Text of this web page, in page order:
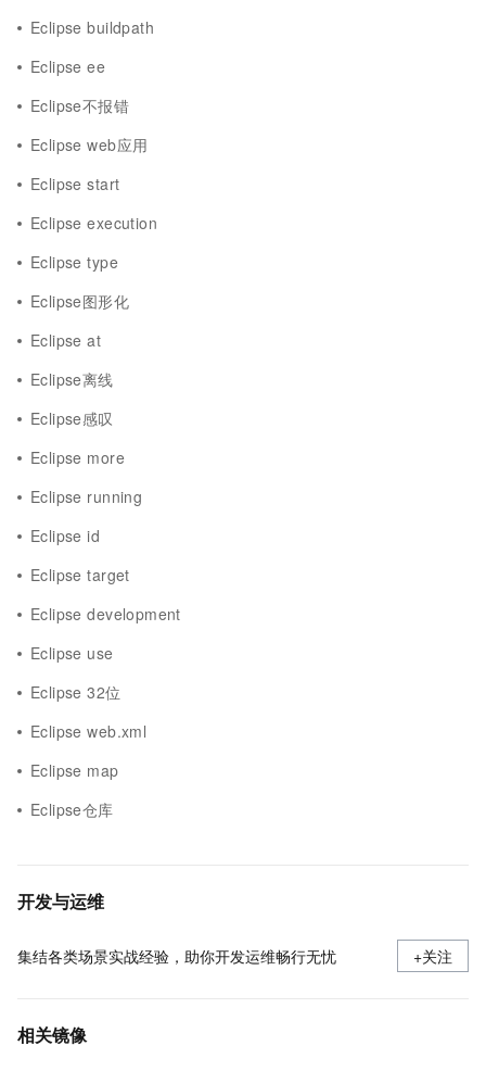
Eclipse buildpath
Eclipse ee
Eclipse不报错
Eclipse web应用
Eclipse start
Eclipse execution
Eclipse type
Eclipse图形化
Eclipse at
Eclipse离线
Eclipse感叹
Eclipse more
Eclipse running
Eclipse id
Eclipse target
Eclipse development
Eclipse use
Eclipse 32位
Eclipse web.xml
Eclipse map
Eclipse仓库
开发与运维
集结各类场景实战经验，助你开发运维畅行无忧 +关注
相关镜像